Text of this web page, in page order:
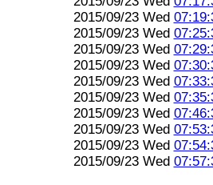
2015/09/23 Wed
2015/09/23 Wed
2015/09/23 Wed
2015/09/23 Wed
2015/09/23 Wed
2015/09/23 Wed
2015/09/23 Wed
2015/09/23 Wed
2015/09/23 Wed
2015/09/23 Wed